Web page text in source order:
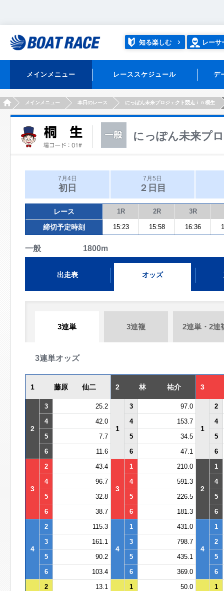
知る楽しむ レーサ
メインメニュー レーススケジュール デ
HOMEメインメニュー 本日のレース にっぽん未来プロジェクト競走ｉｎ桐生
にっぽん未来プ
7月4日
初日
7月5日
２日目
レース 1R 2R 3R
締切予定時刻 15:23 15:58 16:36
一般 1800m
出走表 オッズ
3連単 3連複 2連単・2連
3連単オッズ
1 藤原 仙二 2 林 祐介 3
2
3 25.2
1
3 97.0
1
2
4
42.0 4 153.7
4
5
7.7 5 34.5
5
6
11.6 6 47.1 6
3
2 43.4
3
1 210.0
2
1
4
96.7 4 591.3
4
5
32.8 5 226.5
5
6
38.7 6 181.3 6
4
2 115.3
4
1 431.0
4
1
3
161.1 3 798.7
2
5
90.2 5 435.1
5
6
103.4 6 369.0 6
2 13.1 1 50.0
1